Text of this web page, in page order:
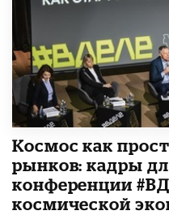
Космос как
рынков: кадры
конференции
космической